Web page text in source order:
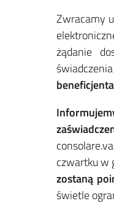
Zwracamy
żądanie
czwartku w
zostaną
świetle